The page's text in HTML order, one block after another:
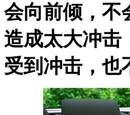
会向前倾，不
造成太大冲击
受到冲击，也